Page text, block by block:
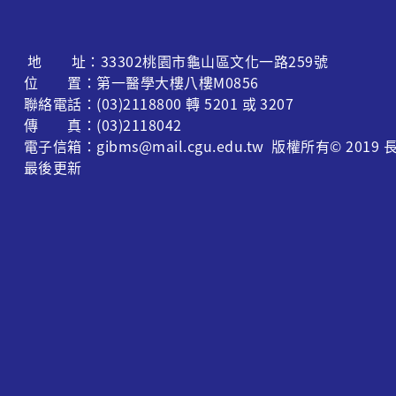
地 址：33302桃園市龜山區文化一路259號
位 置：第一醫學大樓八樓M0856
聯絡電話：(03)2118800 轉 5201 或 3207
傳 真：(03)2118042
電子信箱：gibms@mail.cgu.edu.tw 版權所有© 2019
最後更新